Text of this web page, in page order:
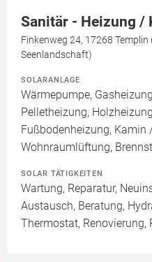
Sanitär - Heizung /
Finkenweg 24, 17268
Seenlandschaft)
SOLARANLAGE
Wärmepumpe,
Pelletheizung,
Fußbodenheizung, Kamin
Wohnraumlüftung,
SOLAR TÄTIGKEITEN
Wartung, Reparatur,
Austausch, Beratung,
Thermostat, Renovierung,